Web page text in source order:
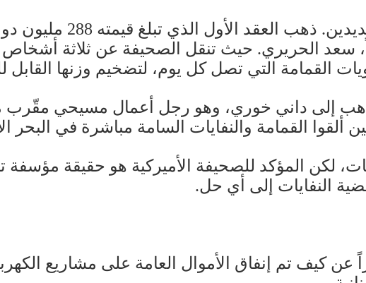
كان الحل المؤقت، حسب الصحيفة، هو
سعد الحريري. حيث تنقل الصحيفة عن ثلاثة أشخاص
القمامة التي تصل كل يوم، لتضخيم وزنها القابل
تبلغ قيمته 142 مليون دولار، فذهب إلى داني خوري، وهو رجل أعمال
القمامة والنفايات السامة مباشرة في البحر
لكن المؤكد للصحيفة الأميركية هو حقيقة مؤسفة
عن كيف تم إنفاق الأموال العامة على مشاريع